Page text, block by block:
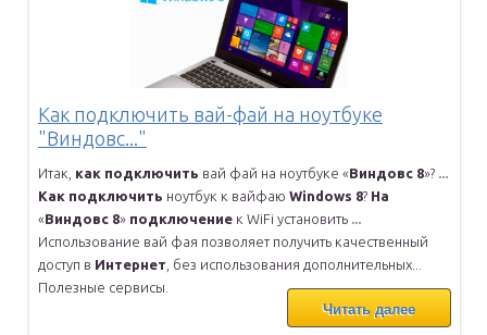
Как подключить вай-фай на ноутбуке
"Виндовс..."
Итак, как подключить вай фай на ноутбуке «Виндовс 8»? ...
Как подключить ноутбук к вайфаю Windows 8? На
«Виндовс 8» подключение к WiFi установить ...
Использование вай фая позволяет получить качественный
доступ в Интернет , без использования дополнительных...
Полезные сервисы.
Читать далее